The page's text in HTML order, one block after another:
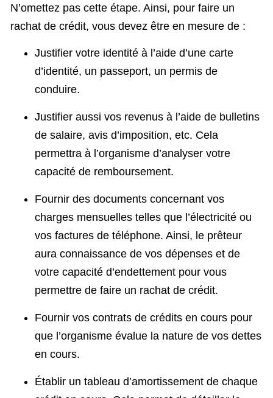
N’omettez pas cette étape. Ainsi, pour faire un
rachat de crédit, vous devez être en mesure de :
Justifier votre identité à l’aide d’une carte
d’identité, un passeport, un permis de
conduire.
Justifier aussi vos revenus à l’aide de bulletins
de salaire, avis d’imposition, etc. Cela
permettra à l’organisme d’analyser votre
capacité de remboursement.
Fournir des documents concernant vos
charges mensuelles telles que l’électricité ou
vos factures de téléphone. Ainsi, le prêteur
aura connaissance de vos dépenses et de
votre capacité d’endettement pour vous
permettre de faire un rachat de crédit.
Fournir vos contrats de crédits en cours pour
que l’organisme évalue la nature de vos dettes
en cours.
Établir un tableau d’amortissement de chaque